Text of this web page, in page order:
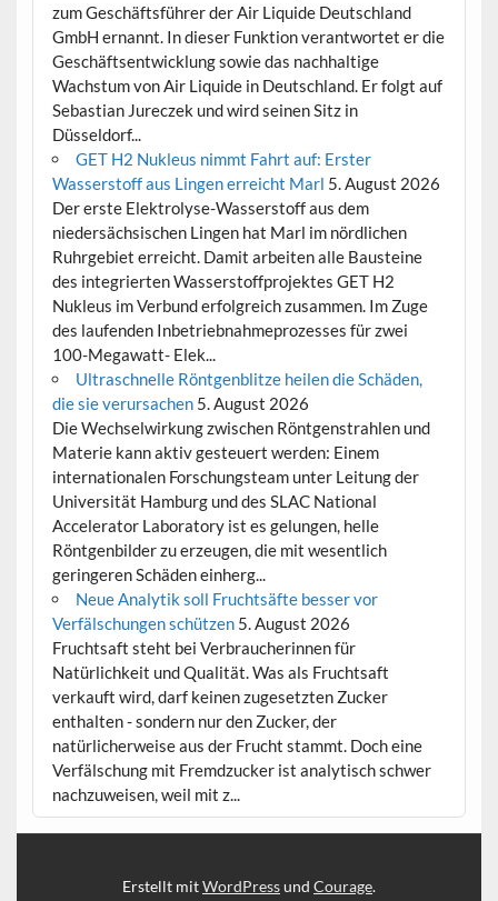
zum Geschäftsführer der Air Liquide Deutschland
GmbH ernannt. In dieser Funktion verantwortet er die
Geschäftsentwicklung sowie das nachhaltige
Wachstum von Air Liquide in Deutschland. Er folgt auf
Sebastian Jureczek und wird seinen Sitz in
Düsseldorf...
GET H2 Nukleus nimmt Fahrt auf: Erster
Wasserstoff aus Lingen erreicht Marl 5. August 2026
Der erste Elektrolyse-Wasserstoff aus dem
niedersächsischen Lingen hat Marl im nördlichen
Ruhrgebiet erreicht. Damit arbeiten alle Bausteine
des integrierten Wasserstoffprojektes GET H2
Nukleus im Verbund erfolgreich zusammen. Im Zuge
des laufenden Inbetriebnahmeprozesses für zwei
100-Megawatt- Elek...
Ultraschnelle Röntgenblitze heilen die Schäden,
die sie verursachen 5. August 2026
Die Wechselwirkung zwischen Röntgenstrahlen und
Materie kann aktiv gesteuert werden: Einem
internationalen Forschungsteam unter Leitung der
Universität Hamburg und des SLAC National
Accelerator Laboratory ist es gelungen, helle
Röntgenbilder zu erzeugen, die mit wesentlich
geringeren Schäden einherg...
Neue Analytik soll Fruchtsäfte besser vor
Verfälschungen schützen 5. August 2026
Fruchtsaft steht bei Verbraucherinnen für
Natürlichkeit und Qualität. Was als Fruchtsaft
verkauft wird, darf keinen zugesetzten Zucker
enthalten - sondern nur den Zucker, der
natürlicherweise aus der Frucht stammt. Doch eine
Verfälschung mit Fremdzucker ist analytisch schwer
nachzuweisen, weil mit z...
Erstellt mitWordPressund Courage.